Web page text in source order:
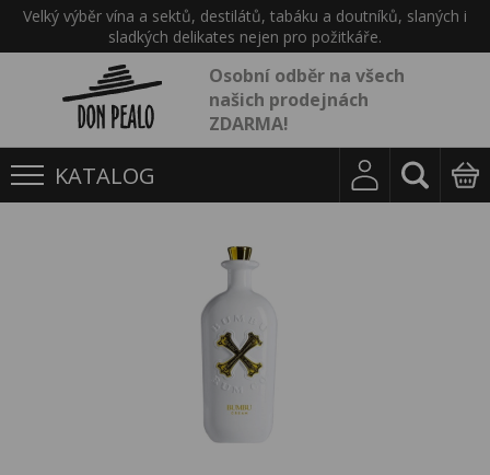
Velký výběr vína a sektů, destilátů, tabáku a doutníků, slaných i
sladkých delikates nejen pro požitkáře.
Osobní odběr na všech
našich prodejnách
ZDARMA!
KATALOG